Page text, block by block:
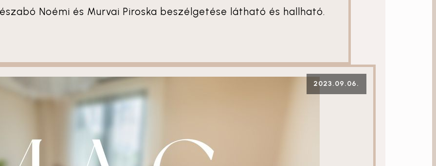
Noémi és Murvai Piroska beszélgetése látható és hallható.
2023.09.06.